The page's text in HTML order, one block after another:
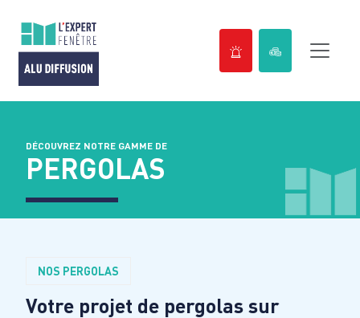
contenuDÉCOUVREZ NOTRE GAMME DE
PERGOLAS
NOS PERGOLAS
Votre projet de pergolas sur